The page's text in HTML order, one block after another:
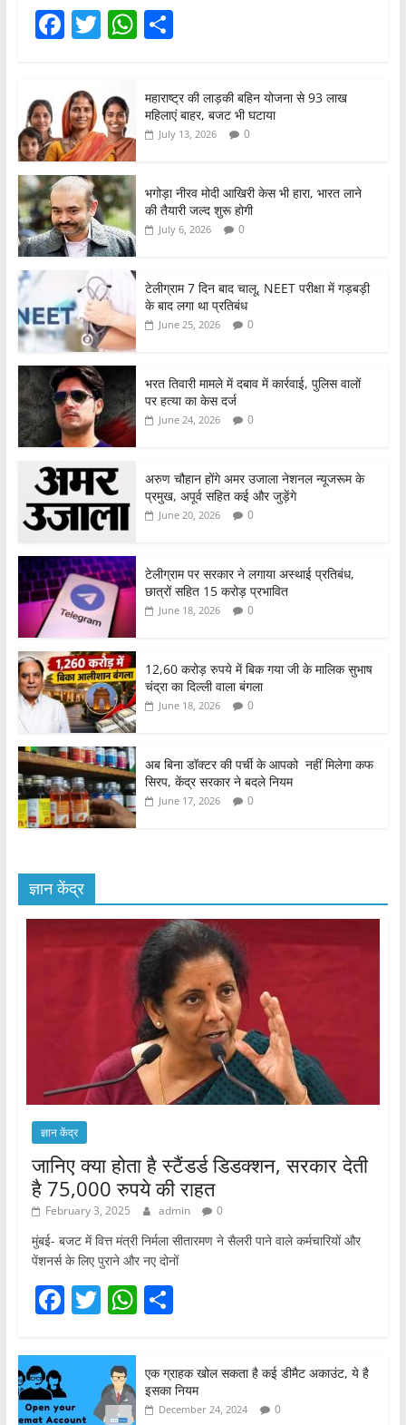
F
c
e
b
o
o
k
T
er
W
s
A
p
S
ar
e
महाराष्ट्र की लाड़की बहिन योजना से 93 लाख
महिलाएं बाहर, बजट भी घटाया
July 13, 2026 0
भगोड़ा नीरव मोदी आखिरी केस भी हारा, भारत लाने
की तैयारी जल्द शुरू होगी
July 6, 2026 0
टेलीग्राम 7 दिन बाद चालू, NEET परीक्षा में गड़बड़ी
के बाद लगा था प्रतिबंध
June 25, 2026 0
भरत तिवारी मामले में दबाव में कार्रवाई, पुलिस वालों
पर हत्या का केस दर्ज
June 24, 2026 0
अरुण चौहान होंगे अमर उजाला नेशनल न्यूजरूम के
प्रमुख, अपूर्व सहित कई और जुड़ेंगे
June 20, 2026 0
टेलीग्राम पर सरकार ने लगाया अस्थाई प्रतिबंध,
छात्रों सहित 15 करोड़ प्रभावित
June 18, 2026 0
12,60 करोड़ रुपये में बिक गया जी के मालिक सुभाष
चंद्रा का दिल्ली वाला बंगला
June 18, 2026 0
अब बिना डॉक्टर की पर्ची के आपको नहीं मिलेगा कफ
सिरप, केंद्र सरकार ने बदले नियम
June 17, 2026 0
ज्ञान केंद्र
ज्ञान केंद्र
जानिए क्या होता है स्टैंडर्ड डिडक्शन, सरकार देती
है 75,000 रुपये की राहत
February 3, 2025 admin 0
मुंबई- बजट में वित्त मंत्री निर्मला सीतारमण ने सैलरी पाने वाले कर्मचारियों और
पेंशनर्स के लिए पुराने और नए दोनों
F
c
e
b
T
itt
er
W
s
A
S
e
एक ग्राहक खोल सकता है कई डीमैट अकाउंट, ये है
इसका नियम
December 24, 2024 0